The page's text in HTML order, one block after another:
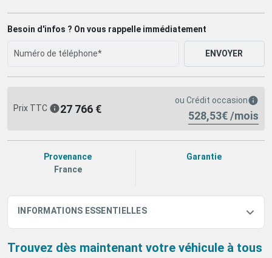
Besoin d'infos ? On vous rappelle immédiatement
ENVOYER
Prix TTC 27 766 €
ou Crédit occasion
528,53€ /mois
Provenance
France
Garantie
INFORMATIONS ESSENTIELLES
Trouvez dès maintenant votre véhicule à tous